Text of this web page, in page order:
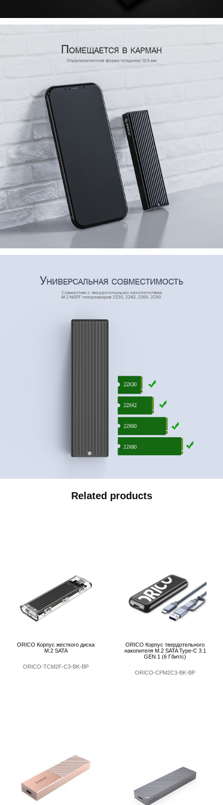
Related products
ORICO Корпус жесткого диска
M.2 SATA
ORICO-TCM2F-C3-BK-BP
ORICO Корпус твердотельного
накопителя M.2 SATA Type-C 3.1
GEN 1 (6 Гбит/с)
ORICO-CPM2C3-BK-BP